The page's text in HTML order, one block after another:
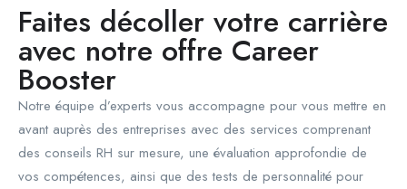
Faites décoller votre carrière
avec notre offre Career
Booster
Notre équipe d’experts vous accompagne pour vous mettre en
avant auprès des entreprises avec des services comprenant
des conseils RH sur mesure, une évaluation approfondie de
vos compétences, ainsi que des tests de personnalité pour